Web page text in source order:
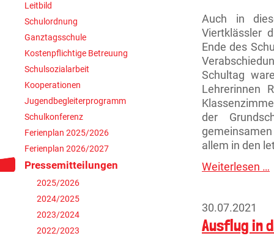
Auch in
Viertklässler
Ende des
Schultag
Lehrerinnen
der
allem in den
Weiterlesen …
30.07.2021
Ausflug in
Leitbild
Schulordnung
Ganztagsschule
Kostenpflichtige Betreuung
Schulsozialarbeit
Kooperationen
Jugendbegleiterprogramm
Schulkonferenz
Ferienplan 2025/2026
Ferienplan 2026/2027
Pressemitteilungen
2025/2026
2024/2025
2023/2024
2022/2023